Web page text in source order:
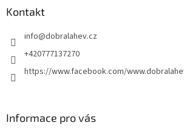
Kontakt
info@dobralahev.cz
+420777137270
https://www.facebook.com/
Informace pro vás